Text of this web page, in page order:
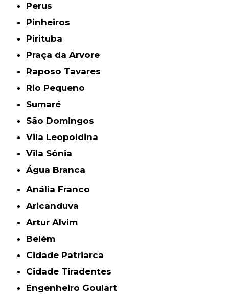
Perus
Pinheiros
Pirituba
Praça da Arvore
Raposo Tavares
Rio Pequeno
Sumaré
São Domingos
Vila Leopoldina
Vila Sônia
Água Branca
Anália Franco
Aricanduva
Artur Alvim
Belém
Cidade Patriarca
Cidade Tiradentes
Engenheiro Goulart